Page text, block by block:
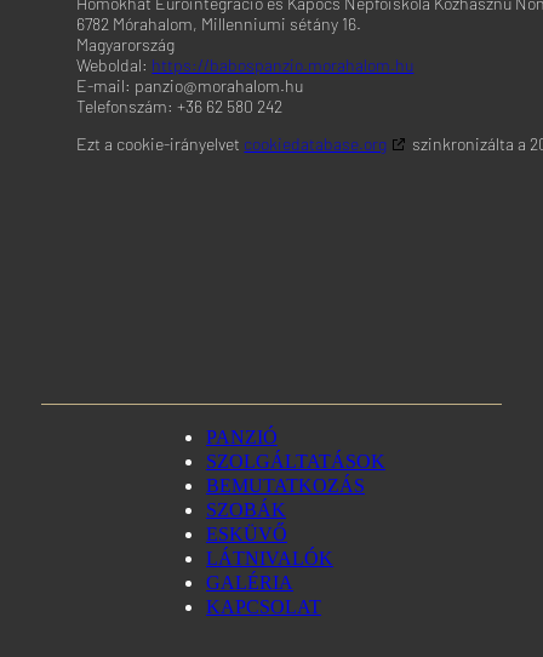
Adatvédelmi irányelvek
Triple Lift, Inc.
Adatvédelmi irányelvek
Adatvédelmi irányelvek
ShareThis, Inc
Adatvédelmi irányelvek
NEORY GmbH
Adatvédelmi irányelvek
Nexxen Group LLC
Adatvédelmi irányelvek
NEURAL.ONE
6782 Mórahalom, Millenniumi sétány 16.
Magyarország
Weboldal: https://babospanzio.morahalom.hu
E-mail: panzio@morahalom.hu
Telefonszám: +36 62 580 242
Ezt a cookie-irányelvet cookiedatabase.org szinkronizálta a
PANZIÓ
SZOLGÁLTATÁSOK
BEMUTATKOZÁS
SZOBÁK
ESKÜVŐ
LÁTNIVALÓK
GALÉRIA
KAPCSOLAT